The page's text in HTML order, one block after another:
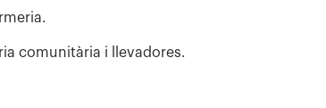
comunitària i llevadores.